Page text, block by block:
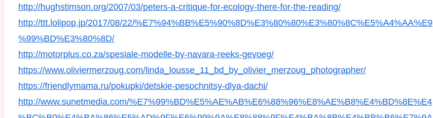
http://hughstimson.org/2007/03/peters-a-critique-for-ecology-there-for-the-reading/
http://ttt.lolipop.jp/2017/08/22/%E7%94%BB%E5%90%8D%E3%80%80%E3%80%8C%E5%A4%AA%E9
%99%BD%E3%80%8D/
http://motorplus.co.za/spesiale-modelle-by-navara-reeks-gevoeg/
https://www.oliviermerzoug.com/linda_lousse_11_bd_by_olivier_merzoug_photographer/
https://friendlymama.ru/pokupki/detskie-pesochnitsy-dlya-dachi/
http://www.sunetmedia.com/%E7%99%BD%E5%AE%AB%E6%88%96%E8%AE%B8%E4%BD%8E%E4